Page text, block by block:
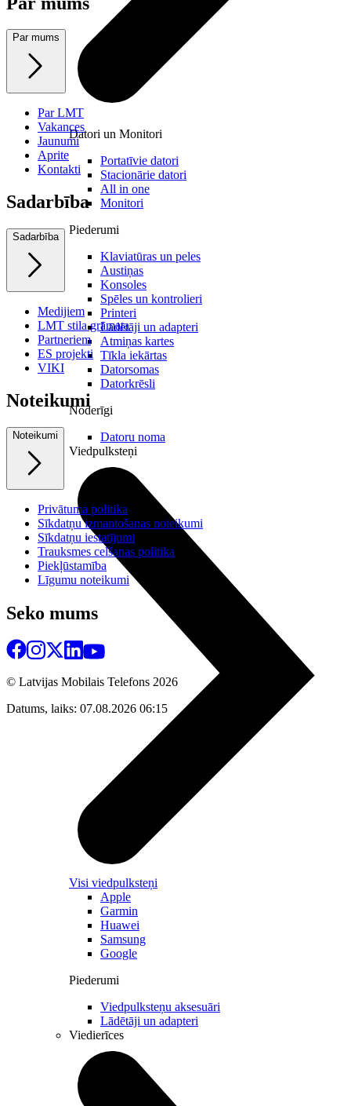
Datori un Monitori
Portatīvie datori
Stacionārie datori
All in one
Monitori
Piederumi
Klaviatūras un peles
Austiņas
Konsoles
Spēles un kontrolieri
Printeri
Lādētāji un adapteri
Atmiņas kartes
Tīkla iekārtas
Datorsomas
Datorkrēsli
Noderīgi
Datoru noma
Viedpulksteņi
Visi viedpulksteņi
Apple
Garmin
Huawei
Samsung
Google
Piederumi
Viedpulksteņu aksesuāri
Lādētāji un adapteri
Viedierīces
Par mums
Par LMT
Vakances
Jaunumi
Aprite
Kontakti
Sadarbība
Sadarbība
Medijiem
LMT stila grāmata
Partneriem
ES projekti
VIKI
Noteikumi
Noteikumi
Privātuma politika
Sīkdatņu izmantošanas noteikumi
Sīkdatņu iestatījumi
Trauksmes celšanas politika
Piekļūstamība
Līgumu noteikumi
Seko mums
© Latvijas Mobilais Telefons 2026
Datums, laiks: 07.08.2026 06:15